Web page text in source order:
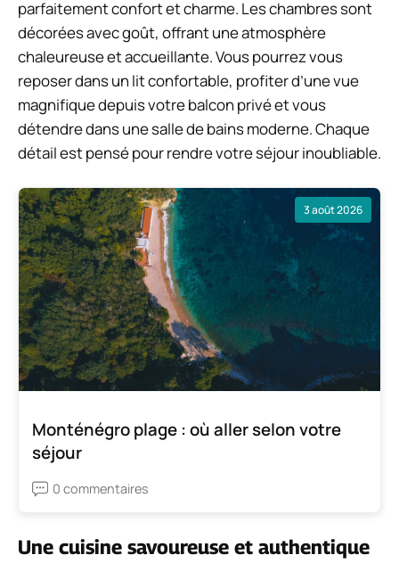
parfaitement confort et charme. Les chambres sont
décorées avec goût, offrant une atmosphère
chaleureuse et accueillante. Vous pourrez vous
reposer dans un lit confortable, profiter d’une vue
magnifique depuis votre balcon privé et vous
détendre dans une salle de bains moderne. Chaque
détail est pensé pour rendre votre séjour inoubliable.
3 août 2026
Monténégro plage : où aller selon votre
séjour
0 commentaires
Une cuisine savoureuse et authentique